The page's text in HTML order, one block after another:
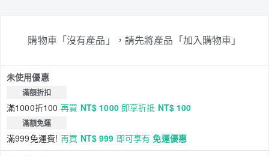
購物車「沒有產品」，請先將產品「加入購物車」
未使用優惠
滿額折扣
滿1000折100 再買 NT$ 1000即享折抵 NT$ 100
滿額免運
滿999免運費! 再買 NT$ 999 即可享有免運優惠